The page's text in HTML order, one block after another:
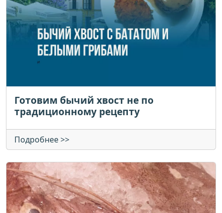
Готовим бычий хвост не по
традиционному рецепту
Подробнее >>